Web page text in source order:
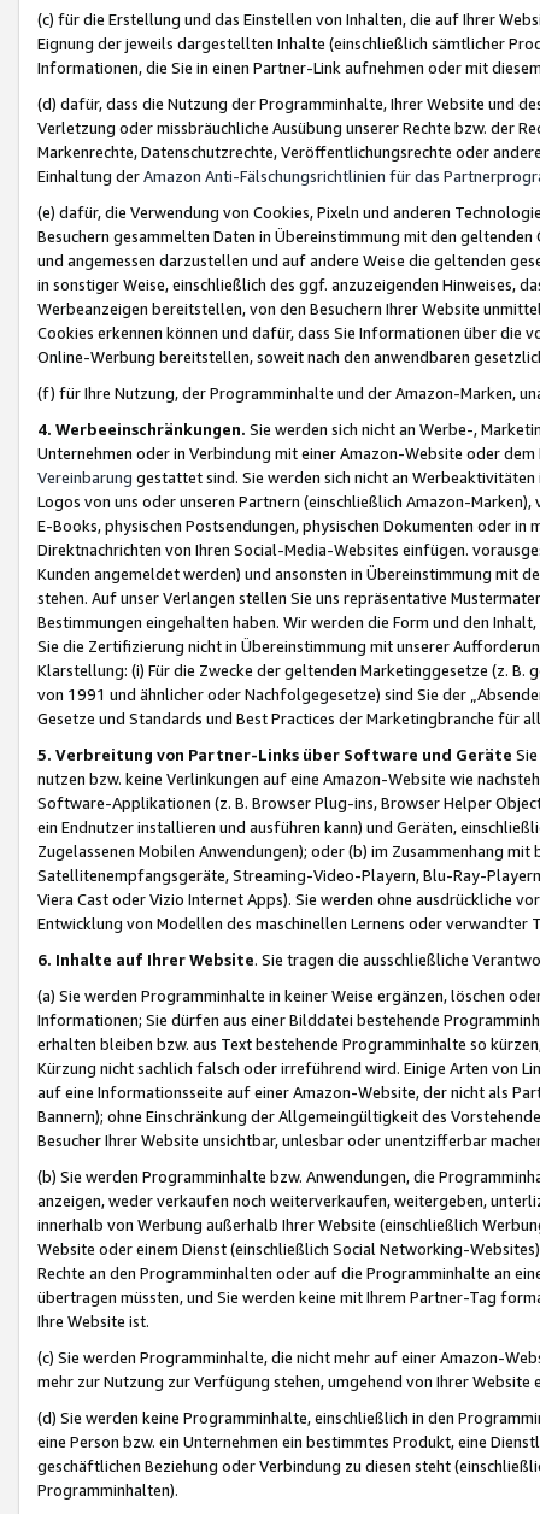
(c) für die Erstellung und das Einstellen von Inhalten, die auf Ihrer
Eignung der jeweils dargestellten Inhalte (einschließlich sämtlicher
Informationen, die Sie in einen Partner-Link aufnehmen oder mit
(d) dafür, dass die Nutzung der Programminhalte, Ihrer Website und
Verletzung oder missbräuchliche Ausübung unserer Rechte bzw. der
Markenrechte, Datenschutzrechte, Veröffentlichungsrechte oder
Einhaltung derAmazon Anti-Fälschungsrichtlinien für das
(e) dafür, die Verwendung von Cookies, Pixeln und anderen
Besuchern gesammelten Daten in Übereinstimmung mit den
und angemessen darzustellen und auf andere Weise die geltenden
in sonstiger Weise, einschließlich des ggf. anzuzeigenden Hinweises,
Werbeanzeigen bereitstellen, von den Besuchern Ihrer Website
Cookies erkennen können und dafür, dass Sie Informationen über die
Online-Werbung bereitstellen, soweit nach den anwendbaren
(f) für Ihre Nutzung, der Programminhalte und der Amazon-Marken,
4. Werbeeinschränkungen. Sie werden sich nicht an Werbe-,
Unternehmen oder in Verbindung mit einer Amazon-Website oder
Vereinbarung gestattet sind. Sie werden sich nicht an
Logos von uns oder unseren Partnern (einschließlich Amazon-
E-Books, physischen Postsendungen, physischen Dokumenten oder in
Direktnachrichten von Ihren Social-Media-Websites einfügen.
Kunden angemeldet werden) und ansonsten in Übereinstimmung mit
stehen. Auf unser Verlangen stellen Sie uns repräsentative
Bestimmungen eingehalten haben. Wir werden die Form und den
Sie die Zertifizierung nicht in Übereinstimmung mit unserer
Klarstellung: (i) Für die Zwecke der geltenden Marketinggesetze (z. B.
von 1991 und ähnlicher oder Nachfolgegesetze) sind Sie der
Gesetze und Standards und Best Practices der Marketingbranche für
5. Verbreitung von Partner-Links über Software und Geräte
nutzen bzw. keine Verlinkungen auf eine Amazon-Website wie
Software-Applikationen (z. B. Browser Plug-ins, Browser Helper
ein Endnutzer installieren und ausführen kann) und Geräten,
Zugelassenen Mobilen Anwendungen); oder (b) im Zusammenhang
Satellitenempfangsgeräte, Streaming-Video-Playern, Blu-Ray-
Viera Cast oder Vizio Internet Apps). Sie werden ohne ausdrückliche
Entwicklung von Modellen des maschinellen Lernens oder
6. Inhalte auf Ihrer Website. Sie tragen die ausschließliche
(a) Sie werden Programminhalte in keiner Weise ergänzen, löschen
Informationen; Sie dürfen aus einer Bilddatei bestehende
erhalten bleiben bzw. aus Text bestehende Programminhalte so
Kürzung nicht sachlich falsch oder irreführend wird. Einige Arten von
auf eine Informationsseite auf einer Amazon-Website, der nicht als
Bannern); ohne Einschränkung der Allgemeingültigkeit des
Besucher Ihrer Website unsichtbar, unlesbar oder unentzifferbar
(b) Sie werden Programminhalte bzw. Anwendungen, die
anzeigen, weder verkaufen noch weiterverkaufen, weitergeben,
innerhalb von Werbung außerhalb Ihrer Website (einschließlich
Website oder einem Dienst (einschließlich Social Networking-
Rechte an den Programminhalten oder auf die Programminhalte an
übertragen müssten, und Sie werden keine mit Ihrem Partner-Tag
Ihre Website ist.
(c) Sie werden Programminhalte, die nicht mehr auf einer Amazon-
mehr zur Nutzung zur Verfügung stehen, umgehend von Ihrer
(d) Sie werden keine Programminhalte, einschließlich in den
eine Person bzw. ein Unternehmen ein bestimmtes Produkt, eine
geschäftlichen Beziehung oder Verbindung zu diesen steht
Programminhalten).